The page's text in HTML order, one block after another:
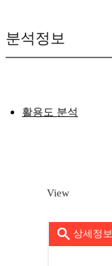
분석정보
활용도 분석
View
상세정